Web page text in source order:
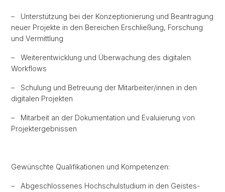
– Unterstützung bei der Konzeptionierung und Beantragung
neuer Projekte in den Bereichen Erschließung, Forschung
und Vermittlung
– Weiterentwicklung und Überwachung des digitalen
Workflows
– Schulung und Betreuung der Mitarbeiter/innen in den
digitalen Projekten
– Mitarbeit an der Dokumentation und Evaluierung von
Projektergebnissen
Gewünschte Qualifikationen und Kompetenzen:
– Abgeschlossenes Hochschulstudium in den Geistes-